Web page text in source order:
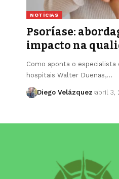
NOTÍCIAS
Psoríase:
impacto na
Como aponta o especialista
hospitais Walter Duenas,…
Diego Velázquez abril 3,